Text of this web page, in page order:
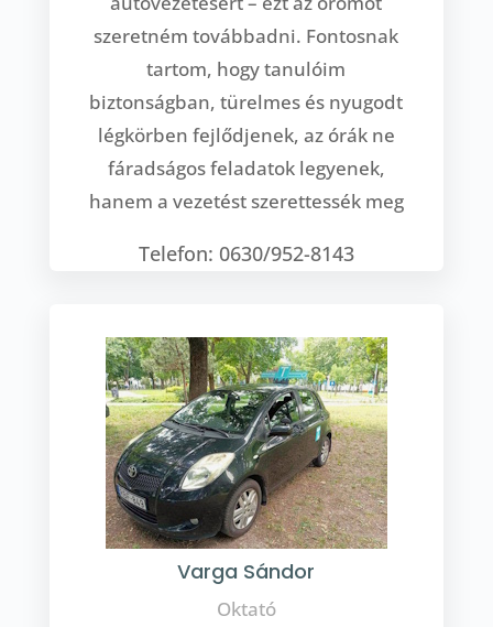
szeretném továbbadni. Fontosnak
tartom, hogy tanulóim
biztonságban, türelmes és nyugodt
légkörben fejlődjenek, az órák ne
fáradságos feladatok legyenek,
hanem a vezetést szerettessék meg
Telefon: 0630/952-8143
Varga Sándor
Oktató